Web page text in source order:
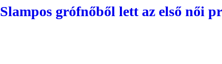
Slampos grófnőből lett az első női